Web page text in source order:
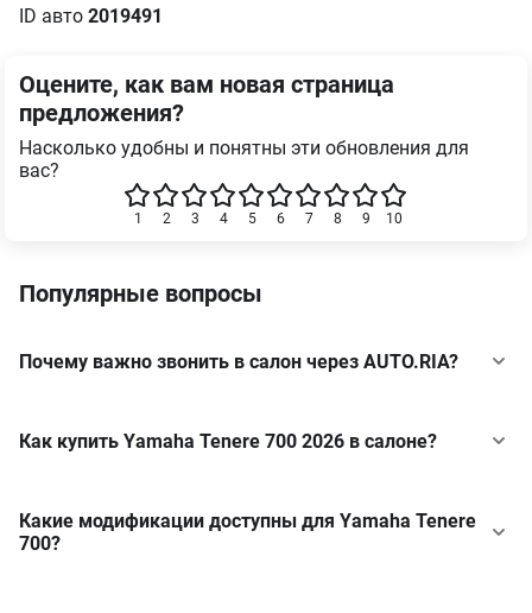
ID авто 2019491
Оцените, как вам новая страница
предложения?
Насколько удобны и понятны эти обновления для
вас?
10
9
8
7
6
5
4
3
2
1
Популярные вопросы
Почему важно звонить в салон через AUTO.RIA?
Как купить Yamaha Tenere 700 2026 в салоне?
Какие модификации доступны для Yamaha Tenere
700?